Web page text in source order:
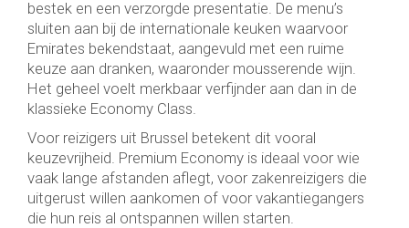
bestek en een verzorgde presentatie. De menu’s
sluiten aan bij de internationale keuken waarvoor
Emirates bekendstaat, aangevuld met een ruime
keuze aan dranken, waaronder mousserende wijn.
Het geheel voelt merkbaar verfijnder aan dan in de
klassieke Economy Class.
Voor reizigers uit Brussel betekent dit vooral
keuzevrijheid. Premium Economy is ideaal voor wie
vaak lange afstanden aflegt, voor zakenreizigers die
uitgerust willen aankomen of voor vakantiegangers
die hun reis al ontspannen willen starten.